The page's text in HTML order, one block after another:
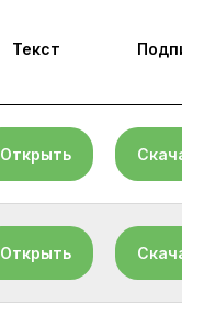
Текст
Открыть
Открыть